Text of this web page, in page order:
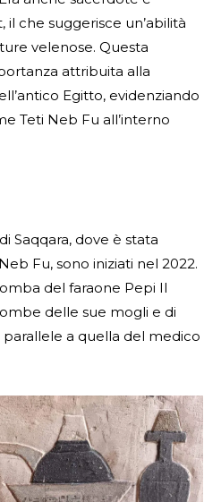
il che suggerisce un’abilità
velenose. Questa
attribuita alla
Egitto, evidenziando
Teti Neb Fu all’interno
Saqqara, dove è stata
Fu, sono iniziati nel 2022.
del faraone Pepi II
delle sue mogli e di
a quella del medico